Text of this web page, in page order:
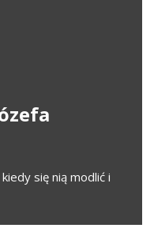
się nią modlić i